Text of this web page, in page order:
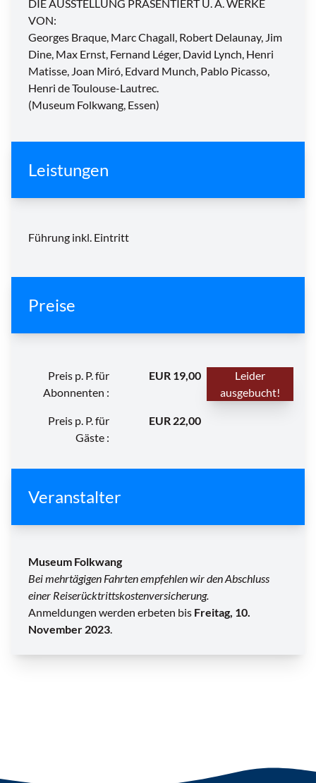
DIE AUSSTELLUNG PRÄSENTIERT U. A. WERKE
VON:
Georges Braque, Marc Chagall, Robert Delaunay, Jim
Dine, Max Ernst, Fernand Léger, David Lynch, Henri
Matisse, Joan Miró, Edvard Munch, Pablo Picasso,
Henri de Toulouse-Lautrec.
(Museum Folkwang, Essen)
Leistungen
Führung inkl. Eintritt
Preise
Preis p. P. für
Abonnenten :
EUR 19,00
Leider
ausgebucht!
Preis p. P. für
Gäste :
EUR 22,00
Veranstalter
Museum Folkwang
Bei mehrtägigen Fahrten empfehlen wir den Abschluss
einer Reiserücktrittskostenversicherung.
Anmeldungen werden erbeten bis Freitag, 10.
November 2023.